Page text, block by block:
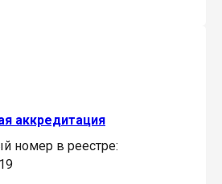
аккредитация
номер в реестре: